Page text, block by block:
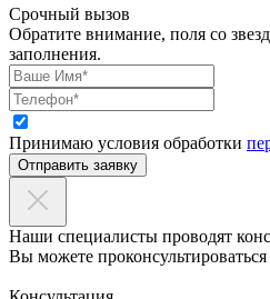
Срочный вызов
Обратите внимание, поля со
заполнения.
Принимаю условия обработки
Отправить заявку
Наши специалисты проводят
Вы можете